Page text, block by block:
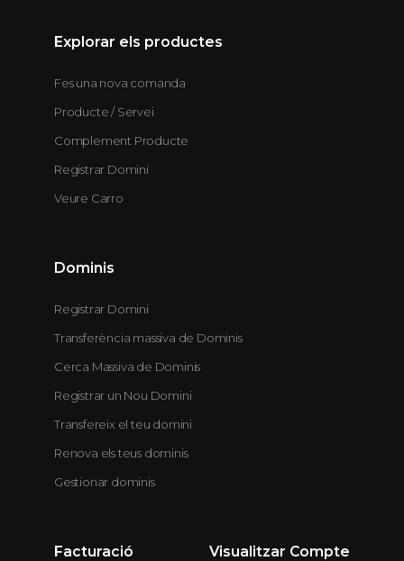
Explorar els productes
Fes una nova comanda
Producte / Servei
Complement Producte
Registrar Domini
Veure Carro
Dominis
Registrar Domini
Transferència massiva de Dominis
Cerca Massiva de Dominis
Registrar un Nou Domini
Transfereix el teu domini
Renova els teus dominis
Gestionar dominis
Facturació Visualitzar Compte